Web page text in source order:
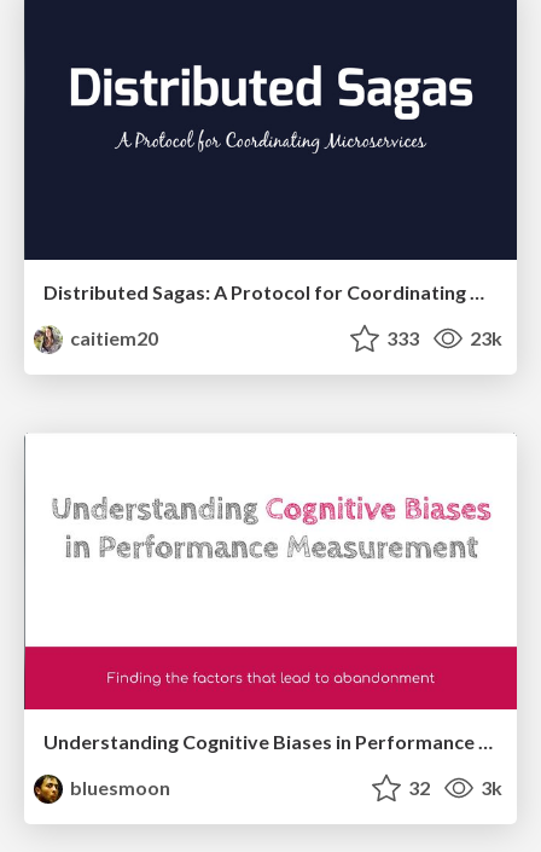
Distributed Sagas: A Protocol for Coordinating Microservices
caitiem20
333 23k
Understanding Cognitive Biases in Performance Measurement
bluesmoon
32 3k